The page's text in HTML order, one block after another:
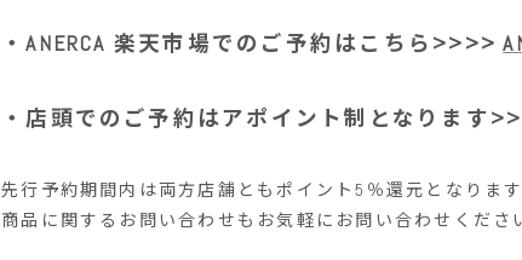
・ANERCA 楽天市場でのご予約はこちら>>>>
・店頭でのご予約はアポイント制となります
先行予約期間内は両方店舗ともポイント5％還元となります
商品に関するお問い合わせもお気軽にお問い合わせくださ